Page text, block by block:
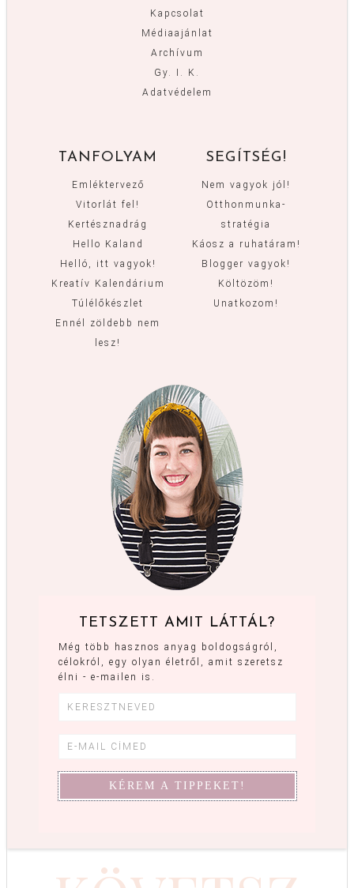
Kapcsolat
Médiaajánlat
Archívum
Gy. I. K.
Adatvédelem
TANFOLYAM
Emléktervező
Vitorlát fel!
Kertésznadrág
Hello Kaland
Helló, itt vagyok!
Kreatív Kalendárium
Túlélőkészlet
Ennél zöldebb nem
lesz!
SEGÍTSÉG!
Nem vagyok jól!
Otthonmunka-
stratégia
Káosz a ruhatáram!
Blogger vagyok!
Költözöm!
Unatkozom!
TETSZETT AMIT LÁTTÁL?
Még több hasznos anyag boldogságról,
célokról, egy olyan életről, amit szeretsz
élni - e-mailen is.